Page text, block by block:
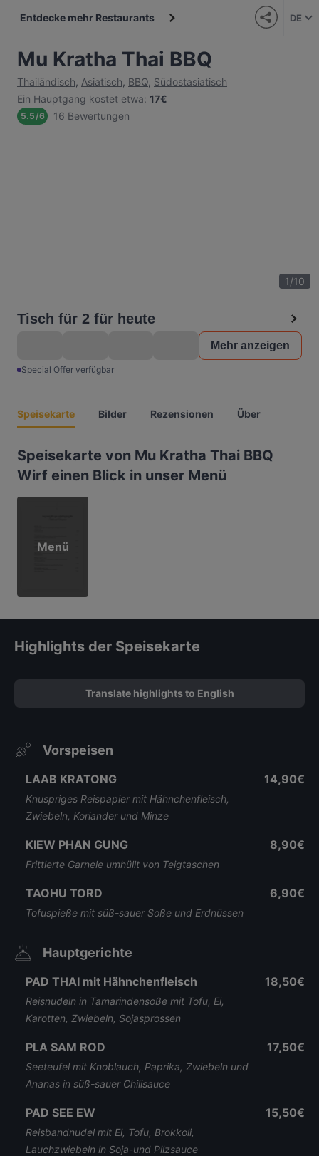
Entdecke mehr Restaurants DE
Mu Kratha Thai BBQ
Thailändisch, Asiatisch, BBQ, Südostasiatisch
Ein Hauptgang kostet etwa: 17€
5.5/6 16 Bewertungen
1/10
Tisch für 2 für heute
Mehr anzeigen
Special Offer verfügbar
Speisekarte Bilder Rezensionen Über
Speisekarte von Mu Kratha Thai BBQ
Wirf einen Blick in unser Menü
Menü
Highlights der Speisekarte
Translate highlights to English
Vorspeisen
LAAB KRATONG
Knuspriges Reispapier mit Hähnchenfleisch,
Zwiebeln, Koriander und Minze
14,90€
KIEW PHAN GUNG
Frittierte Garnele umhüllt von Teigtaschen
8,90€
TAOHU TORD
Tofuspieße mit süß-sauer Soße und Erdnüssen
6,90€
Hauptgerichte
PAD THAI mit Hähnchenfleisch
Reisnudeln in Tamarindensoße mit Tofu, Ei,
Karotten, Zwiebeln, Sojasprossen
18,50€
PLA SAM ROD
Seeteufel mit Knoblauch, Paprika, Zwiebeln und
Ananas in süß-sauer Chilisauce
17,50€
PAD SEE EW
Reisbandnudel mit Ei, Tofu, Brokkoli,
Lauchzwiebeln in Soja-und Pilzsauce
15,50€